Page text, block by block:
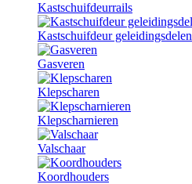
Kastschuifdeurrails
Kastschuifdeur geleidingsdelen
Gasveren
Klepscharen
Klepscharnieren
Valschaar
Koordhouders